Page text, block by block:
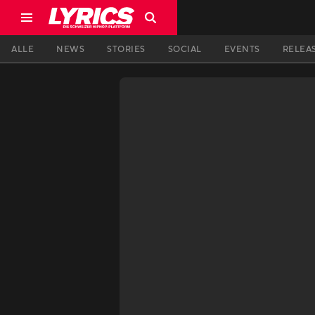
ALLE NEWS STORIES SOCIAL EVENTS